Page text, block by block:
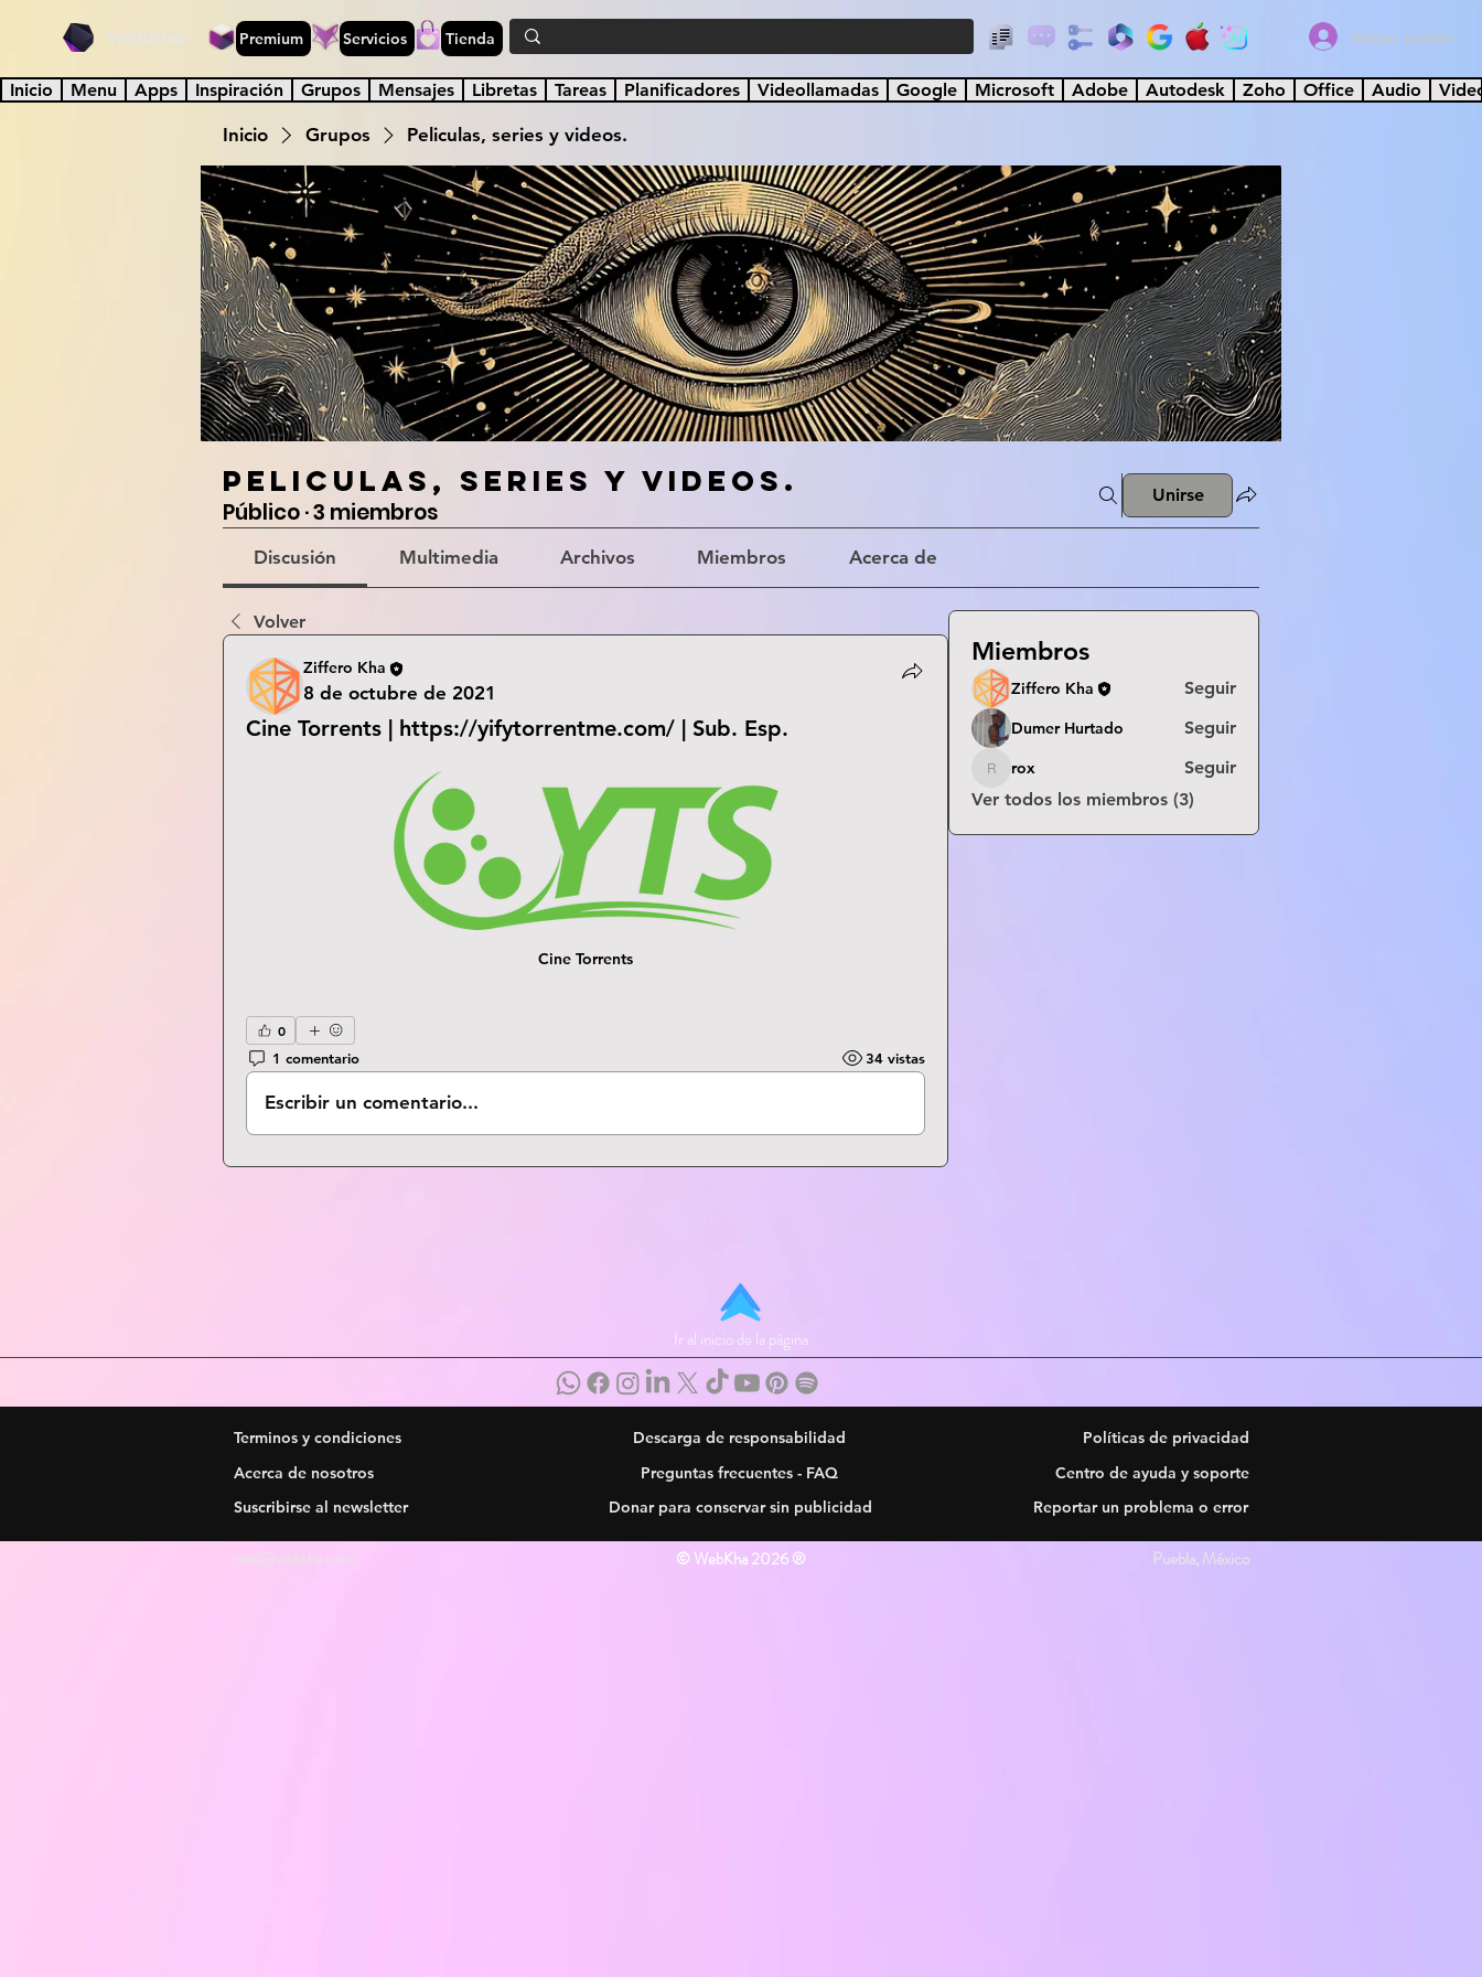
WebKha Premium Tienda
Servicios Iniciar sesión
Inicio Grupos Peliculas, series y videos.
Peliculas, series y videos.
Público·3 miembros
Unirse
Discusión Multimedia Archivos Miembros Acerca de
Volver
Ziffero Kha
8 de octubre de 2021
Cine Torrents | https://yifytorrentme.com/ | Sub. Esp.
Cine Torrents
0
1 comentario
34 vistas
Escribir un comentario...
Miembros
Ziffero Kha Seguir
Dumer Hurtado Seguir
rox
rox
Seguir
Ver todos los miembros (3)
Inicio Menu Apps Inspiración Grupos Mensajes Libretas Tareas Planificadores Videollamadas Google Microsoft Adobe Autodesk Zoho Office Audio
Ir al inicio de la página
Terminos y condiciones
Acerca de nosotros
Suscribirse al newsletter
Descarga de responsabilidad
Preguntas frecuentes - FAQ
Donar para conservar sin publicidad
Políticas de privacidad
Centro de ayuda y soporte
Reportar un problema o error
mail@webkha.com © WebKha 2026 ® Puebla, México